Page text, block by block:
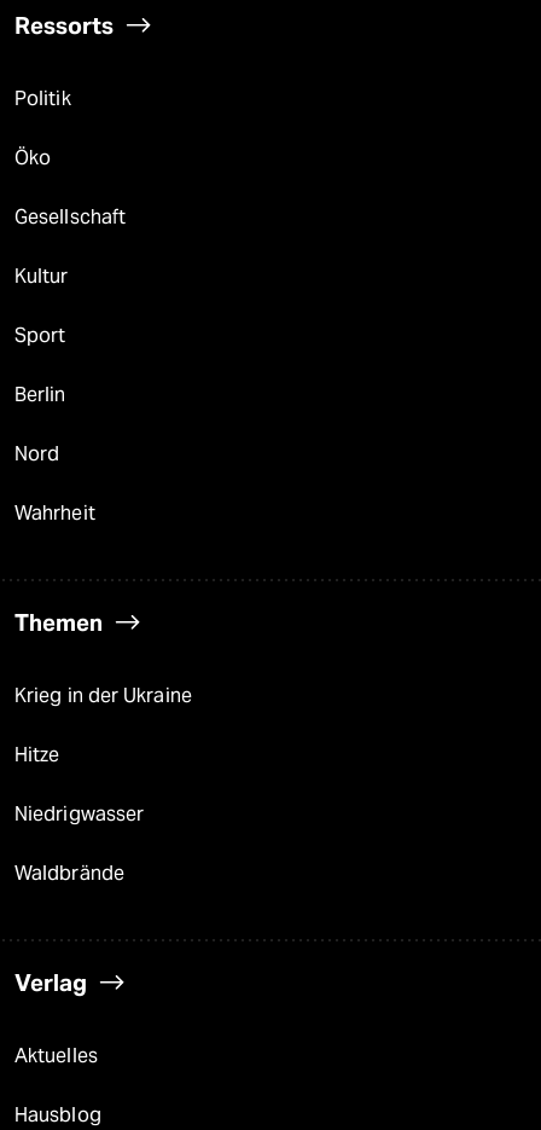
Ressorts
Politik
Öko
Gesellschaft
Kultur
Sport
Berlin
Nord
Wahrheit
Themen
Krieg in der Ukraine
Hitze
Niedrigwasser
Waldbrände
Verlag
Aktuelles
Hausblog